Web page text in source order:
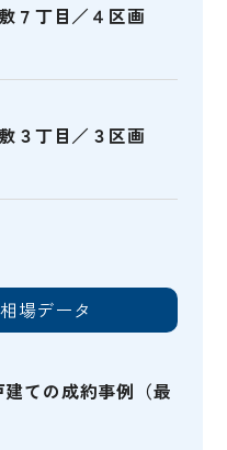
７丁目／４区画
３丁目／３区画
場データ
ての成約事例（最